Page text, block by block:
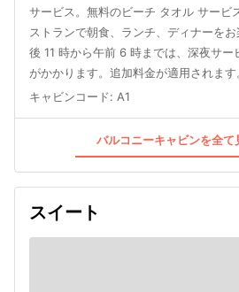
サービス。無料のビーチ タオル サービ
ストランで朝食、ランチ、ディナーを
後 11 時から午前 6 時までは、深夜サ
がかかります。追加料金が適用されます
キャビンコード: A1
バルコニーキャビンを全て
スイート